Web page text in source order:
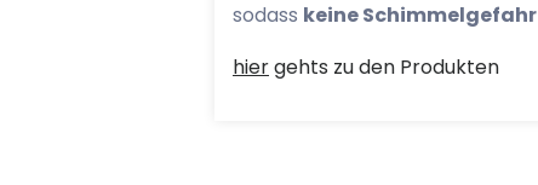
sodass keine Schimmelgefahr
hiergehts zu den Produkten